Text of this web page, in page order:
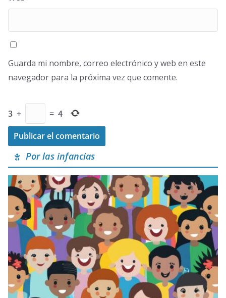
Guarda mi nombre, correo electrónico y web en este
navegador para la próxima vez que comente.
3 + = 4
Por las infancias